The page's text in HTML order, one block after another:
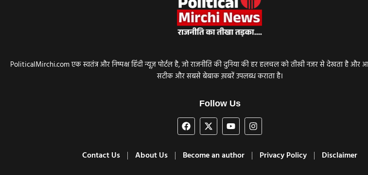
PoliticalMirchi.com एक स्वतंत्र और निष्पक्ष हिंदी न्यूज़ पोर्टल है, जो राजनीति की दुनिया की हर हलचल को तीखी नजर से देखता है
सटीक और सबसे बेबाक ख़बरें उपलब्ध कराता है।
Follow Us
Contact Us About Us Become an author Privacy Policy Disclaimer